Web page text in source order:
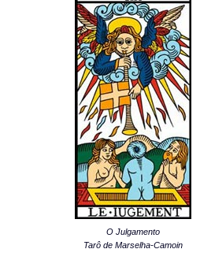
O Julgamento
Tarô de Marselha-Camoin